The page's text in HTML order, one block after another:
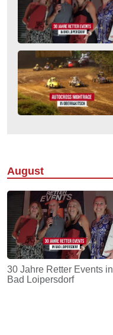
August
30 Jahre Retter Events in
Bad Loipersdorf